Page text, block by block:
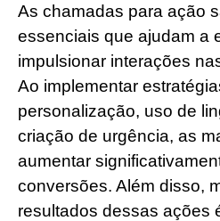
As chamadas para ação
essenciais que ajudam a
impulsionar interações
Ao implementar
personalização, uso de
criação de urgência, as
aumentar
conversões. Além disso,
resultados dessas ações